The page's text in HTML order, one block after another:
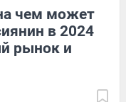
чем может
в 2024
рынок и